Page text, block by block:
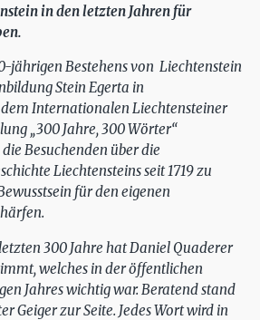
in den letzten Jahren für
jährigen Bestehens von Liechtenstein
Stein Egerta in
Internationalen Liechtensteiner
„300 Jahre, 300 Wörter“
Besuchenden über die
Liechtensteins seit 1719 zu
für den eigenen
300 Jahre hat Daniel Quaderer
welches in der öffentlichen
Jahres wichtig war. Beratend stand
Geiger zur Seite. Jedes Wort wird in